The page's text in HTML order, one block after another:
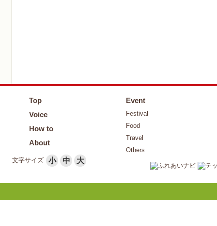
Top
Voice
How to
About
Event
Festival
Food
Travel
Others
文字サイズ
小 中 大